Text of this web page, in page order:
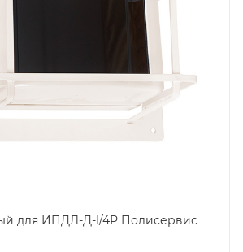
для ИПДЛ-Д-I/4Р Полисервис